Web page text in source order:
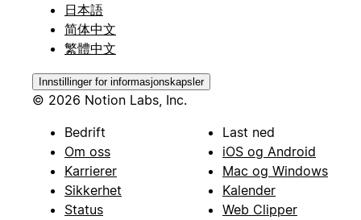
日本語
简体中文
繁體中文
Innstillinger for informasjonskapsler
© 2026 Notion Labs, Inc.
Bedrift
Om oss
Karrierer
Sikkerhet
Status
Last ned
iOS og Android
Mac og Windows
Kalender
Web Clipper